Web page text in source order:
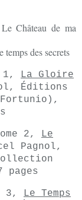
1,
La Gloire
Éditions
2,
Le
Pagnol,
pages
3,
Le Temps